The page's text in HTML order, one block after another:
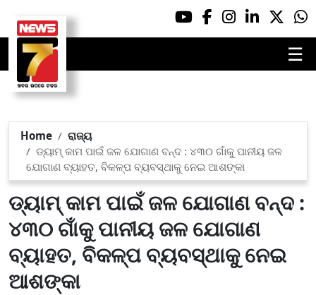
☰
Home
ରାଜ୍ୟ
ଡ୍ୟାମ୍ କାମ ପାଇଁ ଜଳ ଯୋଗାଣ ବନ୍ଦ : ୪୩୦ ଗାଁକୁ ପାନୀୟ ଜଳ
ଯୋଗାଣ ବ୍ୟାହତ, ବିକଳ୍ପ ବ୍ୟବସ୍ଥାକୁ ନେଇ ଆଶଙ୍କା
ଡ୍ୟାମ୍ କାମ ପାଇଁ ଜଳ ଯୋଗାଣ ବନ୍ଦ :
୪୩୦ ଗାଁକୁ ପାନୀୟ ଜଳ ଯୋଗାଣ
ବ୍ୟାହତ, ବିକଳ୍ପ ବ୍ୟବସ୍ଥାକୁ ନେଇ
ଆଶଙ୍କା